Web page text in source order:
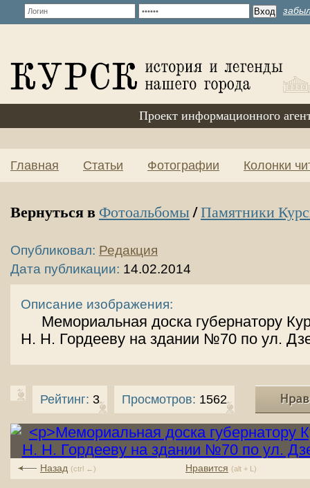
Проект информационного
Главная Статьи Фотографии Колонки
Вернуться в Фотоальбомы/Памятники
Опубликовал: Редакция
Дата публикации: 14.02.2014
Описание изображения:
Мемориальная доска губернатору
Н. Н. Гордееву на здании №70 по ул.
Рейтинг: 3 Просмотров: 1562
Нравится (alt + L)
Назад (ctrl ←)